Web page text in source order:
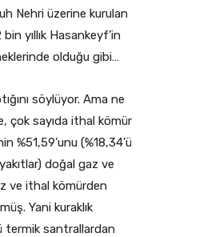
Nehri üzerine kurulan
yıllık Hasankeyf’in
olduğu gibi…
söylüyor. Ama ne
çok sayıda ithal kömür
%51,59’unu (%18,34’ü
yakıtlar) doğal gaz ve
ve ithal kömürden
Yani kuraklık
termik santrallardan